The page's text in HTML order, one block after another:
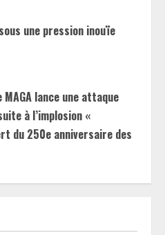
une pression inouïe
lance une attaque
à l’implosion «
du 250e anniversaire des